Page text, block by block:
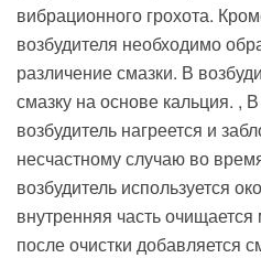
вибрационного грохота.
возбудителя необходимо
различение смазки. В
смазку на основе кальция. ,
возбудитель нагреется и
несчастному случаю во
возбудитель используется
внутренняя часть
после очистки добавляется